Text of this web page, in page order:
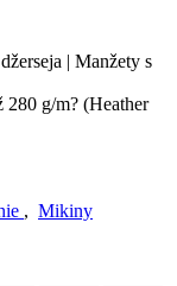
| Manžety s
280 g/m? (Heather
, Mikiny